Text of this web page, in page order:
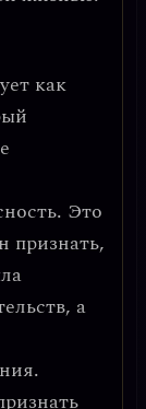
как
Это
признать,
а